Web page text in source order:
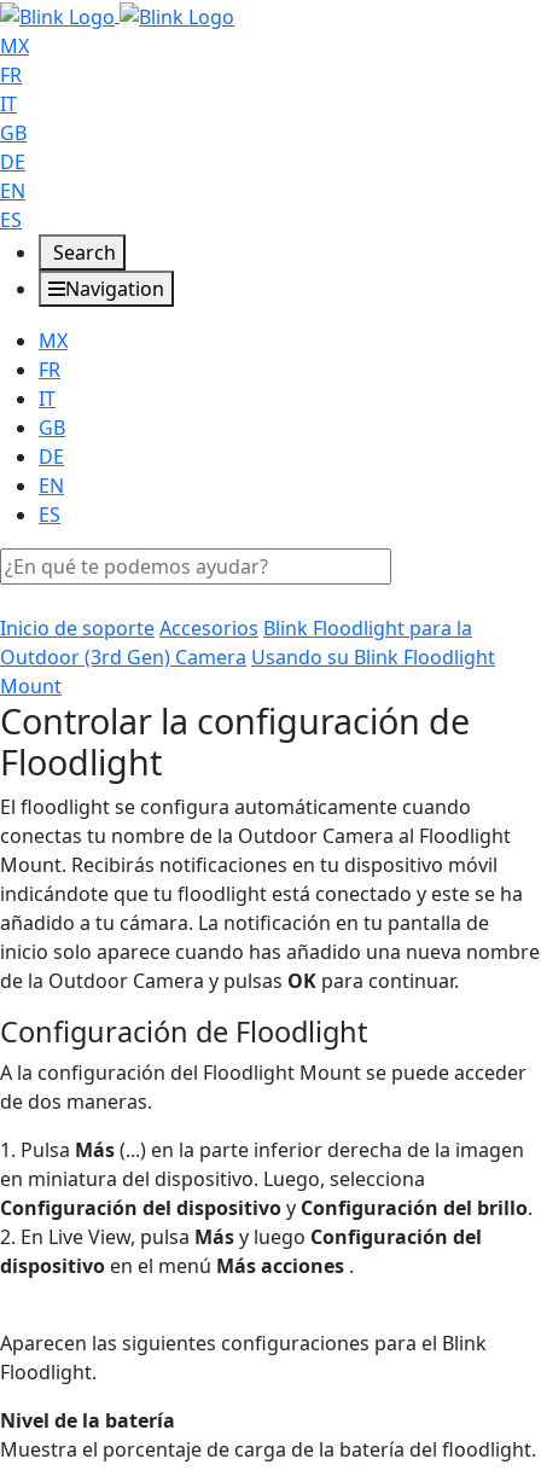
MX
FR
IT
GB
DE
EN
ES
Search
Navigation
MX
FR
IT
GB
DE
EN
ES
Inicio de soporteAccesorios Blink Floodlight para la
Outdoor (3rd Gen) Camera Usando su Blink Floodlight
Mount
Controlar la configuración de
Floodlight
El floodlight se configura automáticamente cuando
conectas tu nombre de la Outdoor Camera al Floodlight
Mount. Recibirás notificaciones en tu dispositivo móvil
indicándote que tu floodlight está conectado y este se ha
añadido a tu cámara. La notificación en tu pantalla de
inicio solo aparece cuando has añadido una nueva nombre
de la Outdoor Camera y pulsas OK para continuar.
Configuración de Floodlight
A la configuración del Floodlight Mount se puede acceder
de dos maneras.
1. Pulsa Más(...) en la parte inferior derecha de la imagen
en miniatura del dispositivo. Luego, selecciona
Configuración del dispositivoy Configuración del brillo.
2. En Live View, pulsa Másy luego Configuración del
dispositivo en el menú Más acciones .
Aparecen las siguientes configuraciones para el Blink
Floodlight.
Nivel de la batería
Muestra el porcentaje de carga de la batería del floodlight.